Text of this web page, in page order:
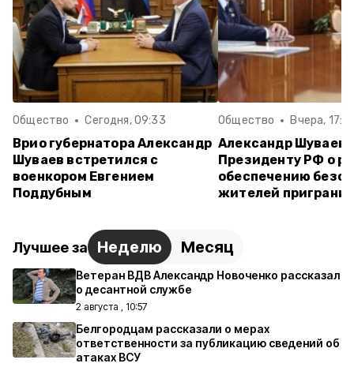
Общество Сегодня, 09:33
Врио губернатора Александр
Шуваев встретился с
военкором Евгением
Поддубным
Общество Вчера, 17:12
Александр Шуваев
Президенту РФ о
обеспечению
жителей
Лучшее за Неделю Месяц
Ветеран ВДВ Александр Новоченко рассказал
о десантной службе
2 августа , 10:57
Белгородцам рассказали о мерах
ответственности за публикацию сведений об
атаках ВСУ